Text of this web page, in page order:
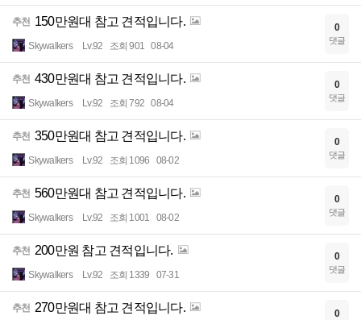
추천 150만원대 참고 견적입니다.
Skywalkers Lv.92 조회 901 08-04
0
댓글
추천 430만원대 참고 견적입니다.
Skywalkers Lv.92 조회 792 08-04
0
댓글
추천 350만원대 참고 견적입니다.
Skywalkers Lv.92 조회 1096 08-02
0
댓글
추천 560만원대 참고 견적입니다.
Skywalkers Lv.92 조회 1001 08-02
0
댓글
추천 200만원 참고 견적입니다.
Skywalkers Lv.92 조회 1339 07-31
0
댓글
추천 270만원대 참고 견적입니다. 0